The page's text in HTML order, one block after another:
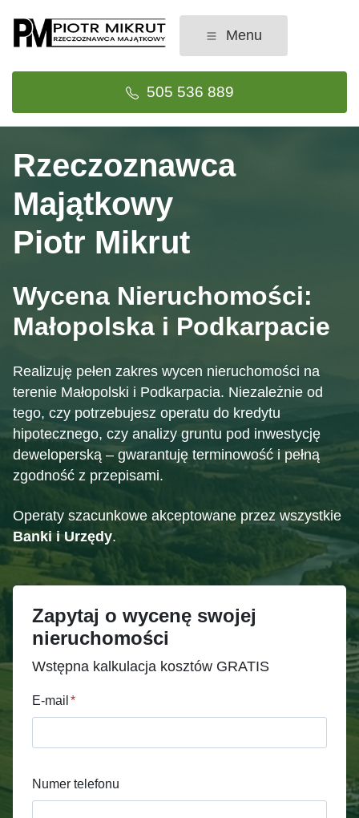
Menu
505 536 889
Rzeczoznawca
Majątkowy
Piotr Mikrut
Wycena Nieruchomości:
Małopolska i Podkarpacie
Realizuję pełen zakres wycen nieruchomości na
terenie Małopolski i Podkarpacia. Niezależnie od
tego, czy potrzebujesz operatu do kredytu
hipotecznego, czy analizy gruntu pod inwestycję
deweloperską – gwarantuję terminowość i pełną
zgodność z przepisami.
Operaty szacunkowe akceptowane przez wszystkie
Banki i Urzędy.
Zapytaj o wycenę swojej
nieruchomości
Wstępna kalkulacja kosztów GRATIS
E-mail *
Numer telefonu